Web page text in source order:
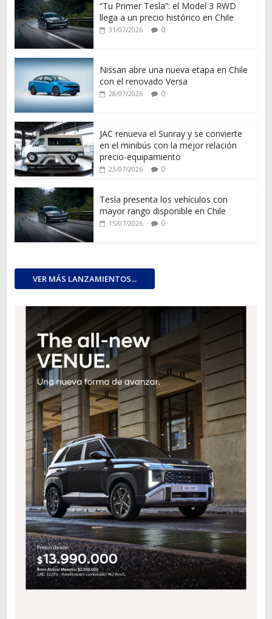
“Tu Primer Tesla”: el Model 3 RWD
llega a un precio histórico en Chile
31/07/2026 0
Nissan abre una nueva etapa en Chile
con el renovado Versa
28/07/2026 0
JAC renueva el Sunray y se convierte
en el minibús con la mejor relación
precio-equipamiento
23/07/2026 0
Tesla presenta los vehículos con
mayor rango disponible en Chile
15/07/2026 0
VER MÁS LANZAMIENTOS...